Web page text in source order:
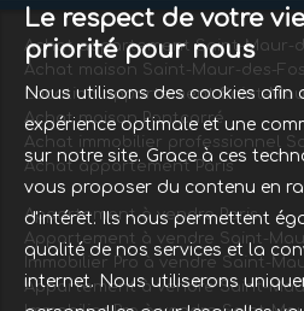
Achat appartement Saint-Maur-
Achat maison Saint-Maur-des-
Location appartement Saint-
Achat maison Pontcarré
Achat immobilier professionnel
Achat appartement Paris
Appartement à vendre Paris
Appartement à vendre Saint-
Immobilier Pro à vendre Saint-
Appartement à vendre Saint-
Le respect de votre
priorité pour nous
Nous utilisons des cookies afin
expérience optimale et une
sur notre site. Grace à ces
vous proposer du contenu en
d'intérêt. Ils nous permettent
qualité de nos services et la
internet. Nous utiliserons